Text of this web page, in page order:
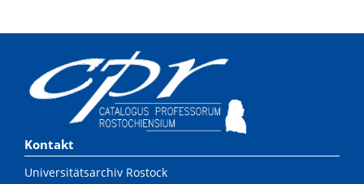
Kontakt
Universitätsarchiv Rostock